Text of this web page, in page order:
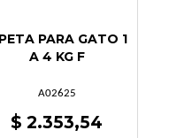
PARA GATO 1
A 4 KG F
A02625
$ 2.353,54